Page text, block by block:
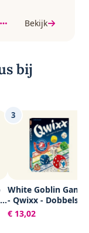
Bekijk
bij
3
White Goblin
- Qwixx -
- 2 tot 5 spelers -
Voor de hele familie
€ 13,02